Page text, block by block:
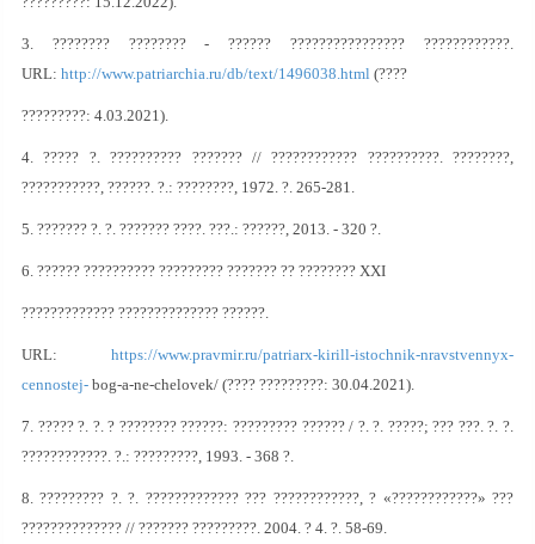
3. ???????? ???????? - ?????? ???????????????? ????????????.
URL: http://www.patriarchia.ru/db/text/1496038.html (????
?????????: 4.03.2021).
4. ????? ?. ?????????? ??????? // ???????????? ??????????. ????????,
???????????, ??????. ?.: ????????, 1972. ?. 265-281.
5. ??????? ?. ?. ??????? ????. ???.: ??????, 2013. - 320 ?.
6. ?????? ?????????? ????????? ??????? ?? ???????? XXI
????????????? ?????????????? ??????.
URL: https://www.pravmir.ru/patriarx-kirill-istochnik-nravstvennyx-
cennostej- bog-a-ne-chelovek/ (???? ?????????: 30.04.2021).
7. ????? ?. ?. ? ???????? ??????: ????????? ?????? / ?. ?. ?????; ??? ???. ?. ?.
????????????. ?.: ?????????, 1993. - 368 ?.
8. ????????? ?. ?. ????????????? ??? ????????????, ? «????????????» ???
?????????????? // ??????? ?????????. 2004. ? 4. ?. 58-69.